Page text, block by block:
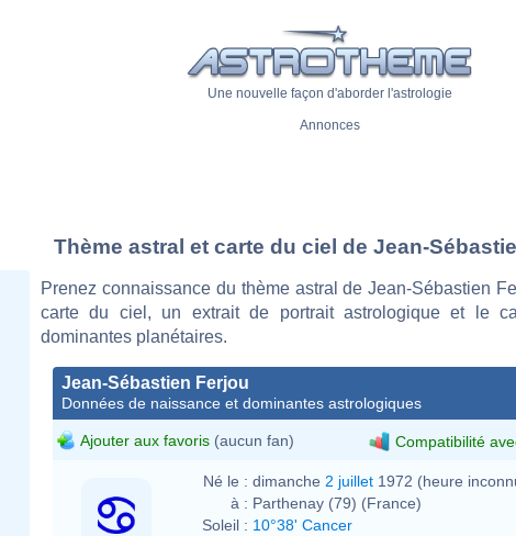
Une nouvelle façon d'aborder l'astrologie
Annonces
Thème astral et carte du ciel de Jean-
Prenez connaissance du thème astral de Jean-Sébastien
carte du ciel, un extrait de portrait astrologique et le
dominantes planétaires.
Jean-Sébastien Ferjou
Données de naissance et dominantes astrologiques
Ajouter aux favoris (aucun fan) Compatibilité
Né le : dimanche 2 juillet 1972 (heure
à : Parthenay (79) (France)
Soleil : 10°38' Cancer